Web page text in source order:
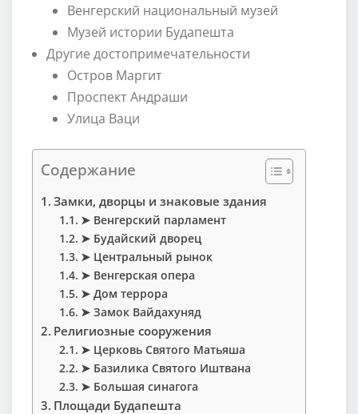
Венгерский национальный музей
Музей истории Будапешта
Другие достопримечательности
Остров Маргит
Проспект Андраши
Улица Ваци
Содержание
Замки, дворцы и знаковые здания
➤ Венгерский парламент
➤ Будайский дворец
➤ Центральный рынок
➤ Венгерская опера
➤ Дом террора
➤ Замок Вайдахуняд
Религиозные сооружения
➤ Церковь Святого Матьяша
➤ Базилика Святого Иштвана
➤ Большая синагога
Площади Будапешта